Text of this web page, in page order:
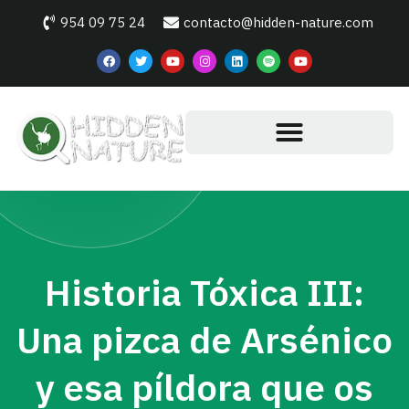
954 09 75 24 contacto@hidden-nature.com
Historia Tóxica III:
Una pizca de Arsénico
y esa píldora que os